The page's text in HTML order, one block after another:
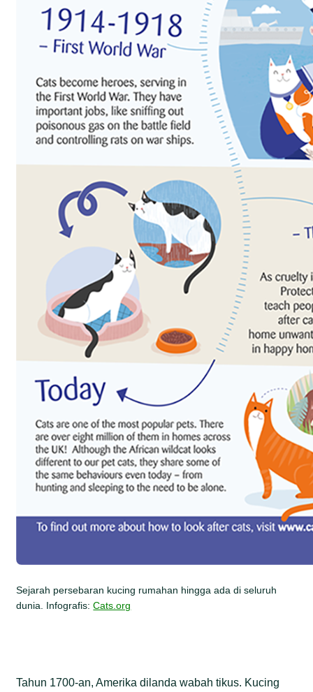
Sejarah persebaran kucing rumahan hingga ada di seluruh
dunia. Infografis:Cats.org
Tahun 1700-an, Amerika dilanda wabah tikus. Kucing